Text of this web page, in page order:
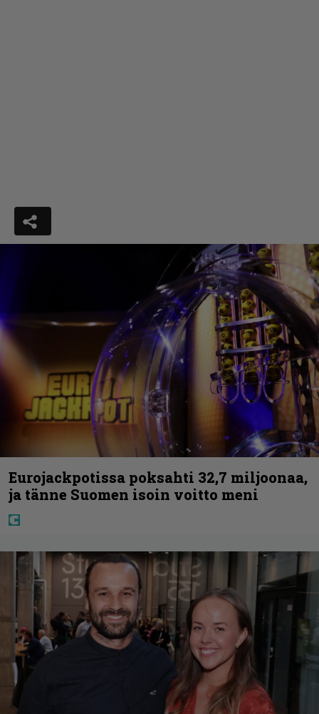
Eurojackpotissa poksahti 32,7 miljoonaa,
ja tänne Suomen isoin voitto meni